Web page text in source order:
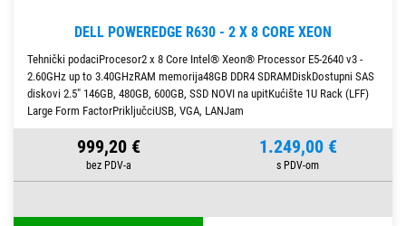
DELL POWEREDGE R630 - 2 X 8 CORE XEON
Tehnički podaciProcesor2 x 8 Core Intel® Xeon® Processor E5-2640 v3 -
2.60GHz up to 3.40GHzRAM memorija48GB DDR4 SDRAMDiskDostupni SAS
diskovi 2.5" 146GB, 480GB, 600GB, SSD NOVI na upitKućište 1U Rack (LFF)
Large Form FactorPriključciUSB, VGA, LANJam
999,20 € 1.249,00 €